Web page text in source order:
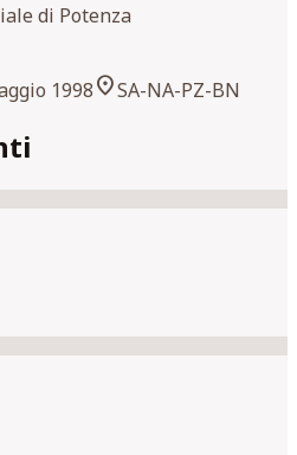
di Potenza
1998location_onSA-NA-PZ-BN